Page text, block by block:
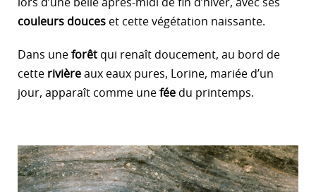
lors d’une belle après-midi de fin d’hiver, avec ses
couleurs douces et cette végétation naissante.
Dans une forêt qui renaît doucement, au bord de
cette rivière aux eaux pures, Lorine, mariée d’un
jour, apparaît comme une fée du printemps.